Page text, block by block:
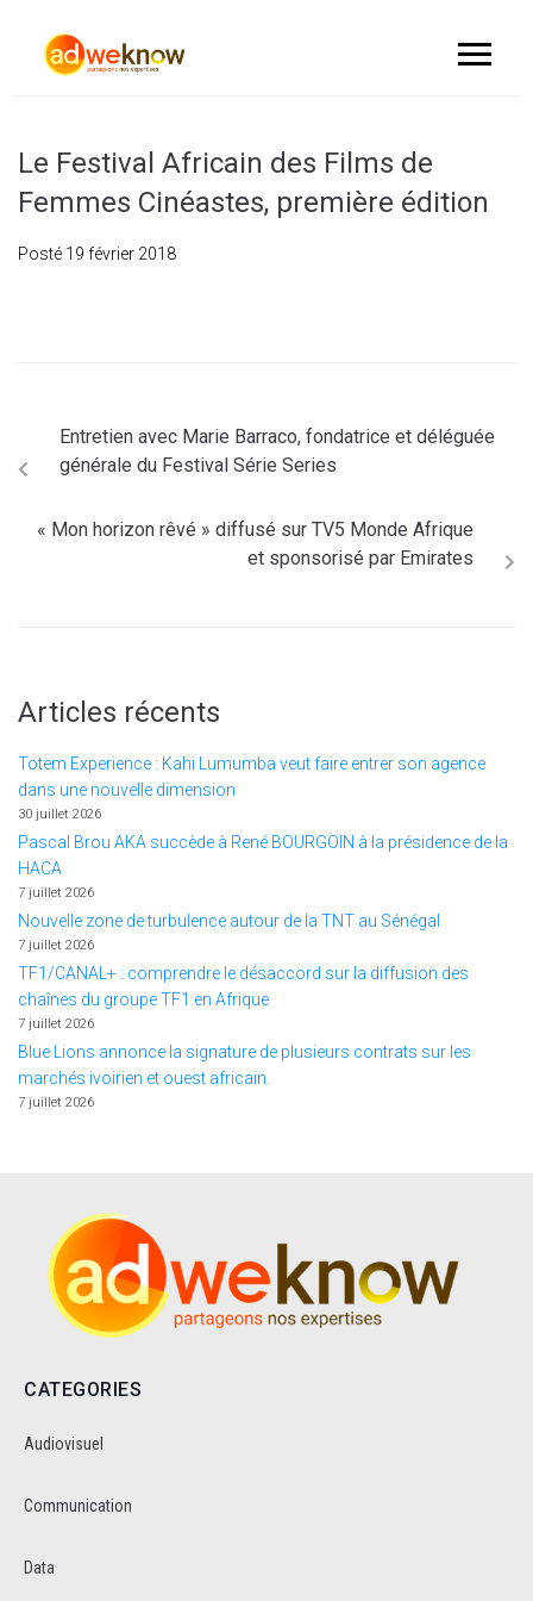
Le Festival Africain des Films de
Femmes Cinéastes, première édition
Posté 19 février 2018
Entretien avec Marie Barraco, fondatrice et déléguée
générale du Festival Série Series
« Mon horizon rêvé » diffusé sur TV5 Monde Afrique
et sponsorisé par Emirates
Articles récents
Totem Experience : Kahi Lumumba veut faire entrer son agence
dans une nouvelle dimension
30 juillet 2026
Pascal Brou AKA succède à René BOURGOIN à la présidence de la
HACA
7 juillet 2026
Nouvelle zone de turbulence autour de la TNT au Sénégal
7 juillet 2026
TF1/CANAL+ : comprendre le désaccord sur la diffusion des
chaînes du groupe TF1 en Afrique
7 juillet 2026
Blue Lions annonce la signature de plusieurs contrats sur les
marchés ivoirien et ouest africain.
7 juillet 2026
CATEGORIES
Audiovisuel
Communication
Data